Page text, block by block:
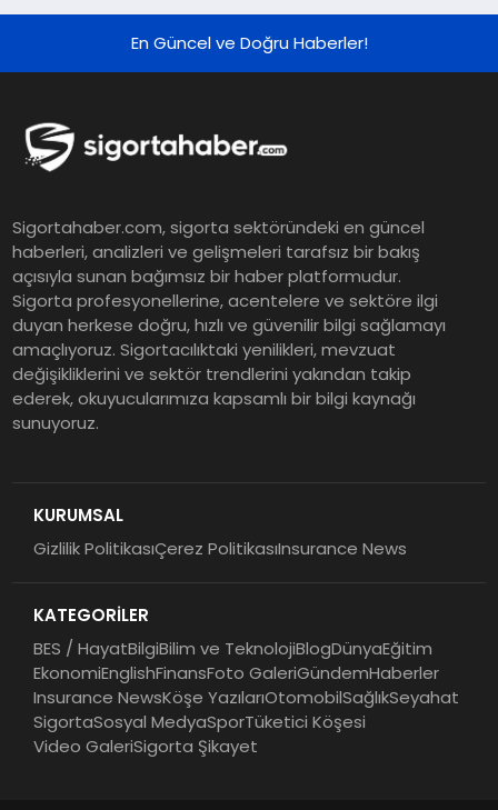
En Güncel ve Doğru Haberler!
Sigortahaber.com, sigorta sektöründeki en güncel
haberleri, analizleri ve gelişmeleri tarafsız bir bakış
açısıyla sunan bağımsız bir haber platformudur.
Sigorta profesyonellerine, acentelere ve sektöre ilgi
duyan herkese doğru, hızlı ve güvenilir bilgi sağlamayı
amaçlıyoruz. Sigortacılıktaki yenilikleri, mevzuat
değişikliklerini ve sektör trendlerini yakından takip
ederek, okuyucularımıza kapsamlı bir bilgi kaynağı
sunuyoruz.
KURUMSAL
Gizlilik PolitikasıÇerez PolitikasıInsurance News
KATEGORİLER
BES / HayatBilgiBilim ve TeknolojiBlogDünyaEğitim
EkonomiEnglishFinansFoto GaleriGündemHaberler
Insurance NewsKöşe YazılarıOtomobilSağlıkSeyahat
SigortaSosyal MedyaSporTüketici Köşesi
Video GaleriSigorta Şikayet